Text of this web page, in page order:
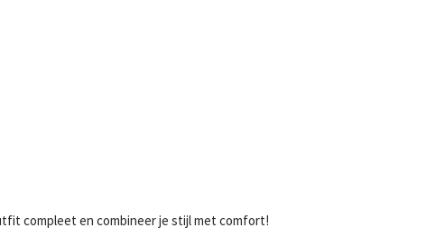
compleet en combineer je stijl met comfort!